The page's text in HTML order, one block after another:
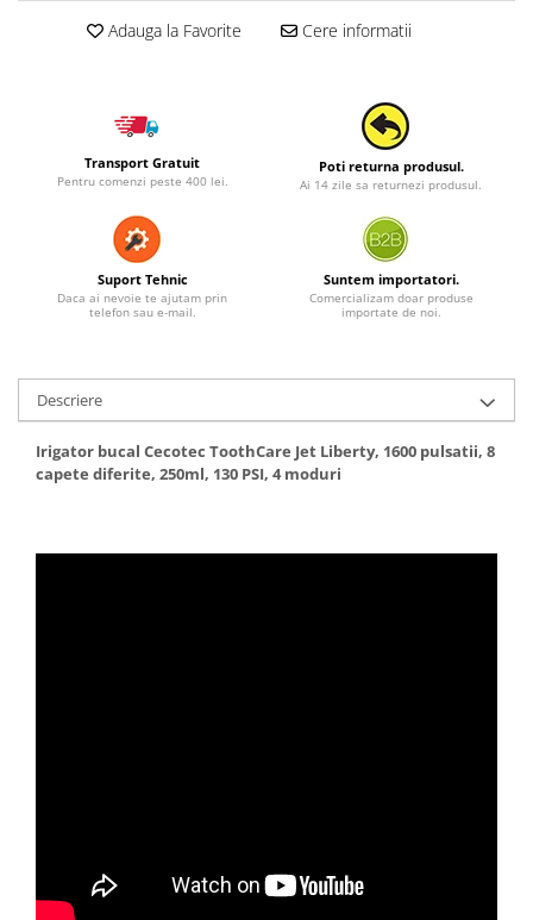
Adauga la Favorite Cere informatii
Transport Gratuit
Pentru comenzi peste 400 lei.
Poti returna produsul.
Ai 14 zile sa returnezi produsul.
Suport Tehnic
Daca ai nevoie te ajutam prin
telefon sau e-mail.
Suntem importatori.
Comercializam doar produse
importate de noi.
Descriere
Irigator bucal Cecotec ToothCare Jet Liberty, 1600 pulsatii, 8
capete diferite, 250ml, 130 PSI, 4 moduri